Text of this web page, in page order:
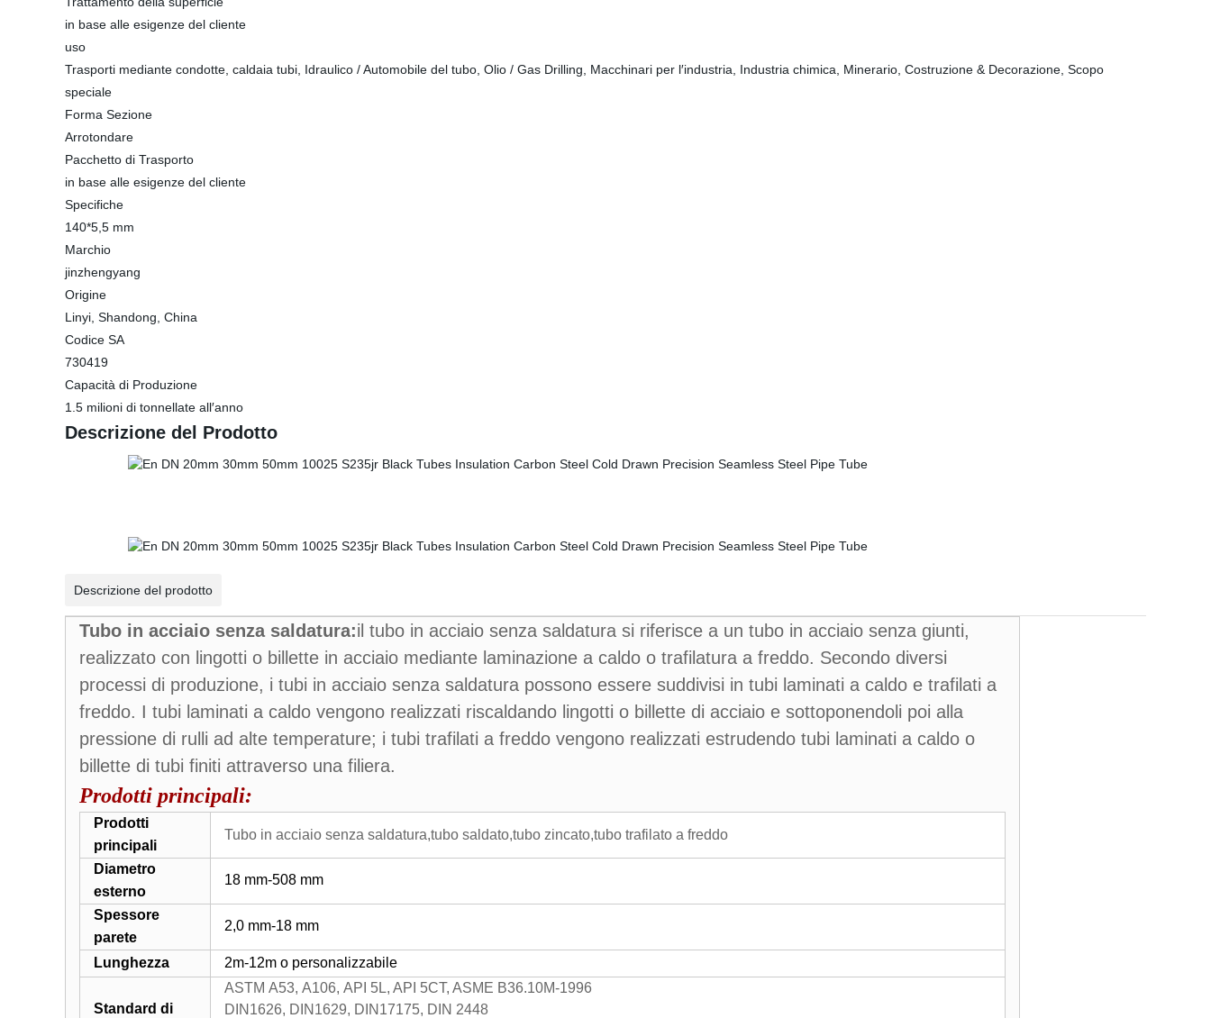
in base alle esigenze del cliente
uso
Trasporti mediante condotte, caldaia tubi, Idraulico / Automobile del tubo, Olio / Gas Drilling, Macchinari per l′industria, Industria chimica, Minerario, Costruzione & Decorazione, Scopo
speciale
Forma Sezione
Arrotondare
Pacchetto di Trasporto
in base alle esigenze del cliente
Specifiche
140*5,5 mm
Marchio
jinzhengyang
Origine
Linyi, Shandong, China
Codice SA
730419
Capacità di Produzione
1.5 milioni di tonnellate all′anno
Descrizione del Prodotto
Descrizione del prodotto
Tubo in acciaio senza saldatura:il tubo in acciaio senza saldatura si riferisce a un tubo in acciaio senza giunti,
realizzato con lingotti o billette in acciaio mediante laminazione a caldo o trafilatura a freddo. Secondo diversi
processi di produzione, i tubi in acciaio senza saldatura possono essere suddivisi in tubi laminati a caldo e trafilati a
freddo. I tubi laminati a caldo vengono realizzati riscaldando lingotti o billette di acciaio e sottoponendoli poi alla
pressione di rulli ad alte temperature; i tubi trafilati a freddo vengono realizzati estrudendo tubi laminati a caldo o
billette di tubi finiti attraverso una filiera.
Prodotti principali:
Prodotti
principali
Tubo in acciaio senza saldatura,tubo saldato,tubo zincato,tubo trafilato a freddo
Diametro
esterno
18 mm-508 mm
Spessore
parete
2,0 mm-18 mm
Lunghezza 2m-12m o personalizzabile
Standard di
ASTM A53, A106, API 5L, API 5CT, ASME B36.10M-1996
DIN1626, DIN1629, DIN17175, DIN 2448